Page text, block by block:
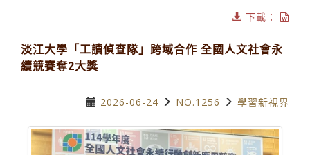
下載：
淡江大學「工讀偵查隊」跨域合作 全國人文社會永
續競賽奪2大獎
2026-06-24 NO.1256 學習新視界